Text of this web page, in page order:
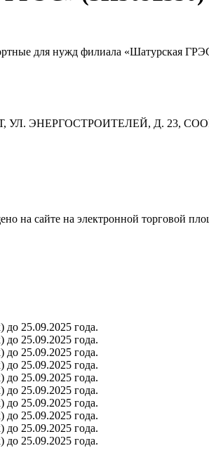
для нужд филиала «Шатурская
УЛ. ЭНЕРГОСТРОИТЕЛЕЙ, Д. 23,
на сайте на электронной торговой
до 25.09.2025 года.
до 25.09.2025 года.
до 25.09.2025 года.
до 25.09.2025 года.
до 25.09.2025 года.
до 25.09.2025 года.
до 25.09.2025 года.
до 25.09.2025 года.
до 25.09.2025 года.
до 25.09.2025 года.